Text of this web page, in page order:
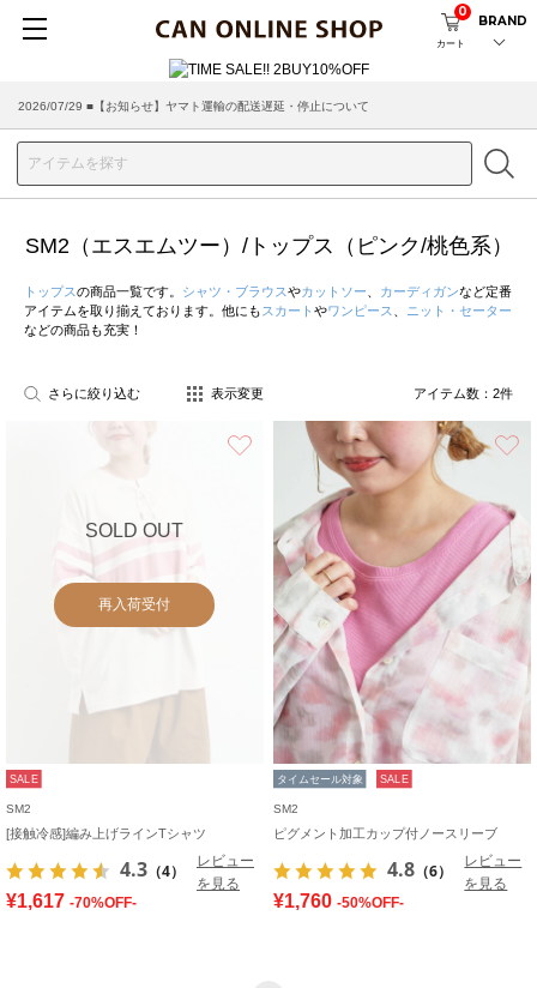
カート
0
BRAND
2026/07/29 ■【お知らせ】ヤマト運輸の配送遅延・停止について
SM2（エスエムツー）/トップス（ピンク/桃色系）
トップスの商品一覧です。 シャツ・ブラウスやカットソー カーディガンなど定番
アイテムを取り揃えております。他にも スカート やワンピース
ニット・セーター
などの商品も充実！
さらに絞り込む 表示変更 アイテム数： 2件
SOLD OUT
再入荷受付
お気に入り
SALE
SM2
[接触冷感]編み上げラインTシャツ
4.3 （4）
レビュー
を見る
¥1,617 -70%OFF-
タイムセール対象 SALE
SM2
ピグメント加工カップ付ノースリーブ
4.8 （6）
レビュー
を見る
¥1,760 -50%OFF-